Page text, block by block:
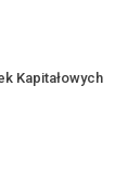
Kapitałowych